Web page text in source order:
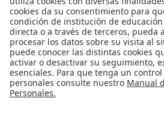
¿Quiénes somos?
Podcasts
Ediciones especiales
Proyectos 070